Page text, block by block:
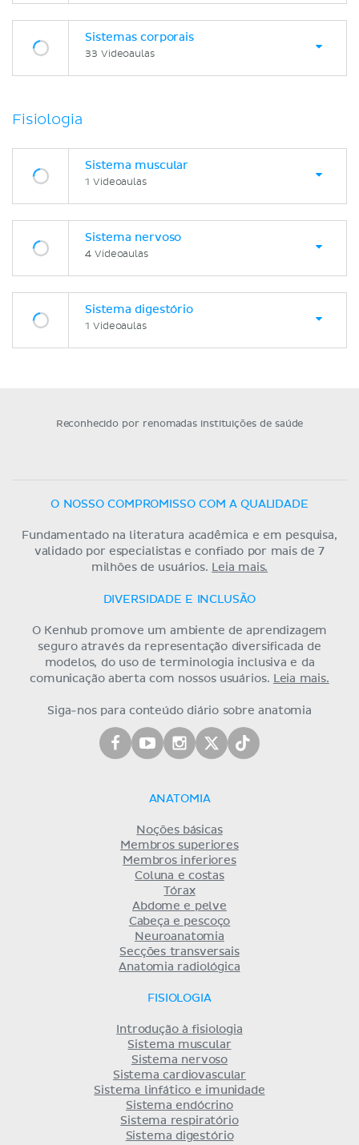
Sistemas corporais
33 Videoaulas
Fisiologia
Sistema muscular
1 Videoaulas
Sistema nervoso
4 Videoaulas
Sistema digestório
1 Videoaulas
Reconhecido por renomadas instituições de saúde
O NOSSO COMPROMISSO COM A QUALIDADE
Fundamentado na literatura acadêmica e em pesquisa,
validado por especialistas e confiado por mais de 7
milhões de usuários. Leia mais.
DIVERSIDADE E INCLUSÃO
O Kenhub promove um ambiente de aprendizagem
seguro através da representação diversificada de
modelos, do uso de terminologia inclusiva e da
comunicação aberta com nossos usuários. Leia mais.
Siga-nos para conteúdo diário sobre anatomia
ANATOMIA
Noções básicas
Membros superiores
Membros inferiores
Coluna e costas
Tórax
Abdome e pelve
Cabeça e pescoço
Neuroanatomia
Secções transversais
Anatomia radiológica
FISIOLOGIA
Introdução à fisiologia
Sistema muscular
Sistema nervoso
Sistema cardiovascular
Sistema linfático e imunidade
Sistema endócrino
Sistema respiratório
Sistema digestório